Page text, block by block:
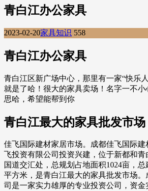
青白江办公家具
2023-02-20家具知识 558
青白江办公家具
青白江区新广场中心，那里有一家“快乐
就是了哈！很大的家具卖场！名字一不
思哈，希望能帮到你
青白江最大的家具批发市场
佳飞国际建材家居市场。成都佳飞国际
飞投资有限公司投资兴建，位于新都和青
国道交汇处，总规划占地面积1024亩，
平方米，是青白江最大的家具批发市场
司是一家实力雄厚的专业投资公司，资